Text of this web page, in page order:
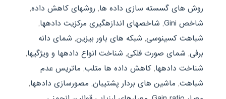
روش های گسسته سازی داده ها, روشهای کاهش داده,
شاخص Gini
, شاخصهای اندازهگیری مرکزیت دادهها,
شباهت کسینوسی, شبکه های باور بیزین, شمای دانه
برفی, شمای صورت فلکی, شناخت انواع دادهها و ویژگیها,
شناخت دادهها, کاهش داده ها متلب, ماتریس عدم
شباهت, ماشین های بردار پشتیبان, مصورسازی دادهها,